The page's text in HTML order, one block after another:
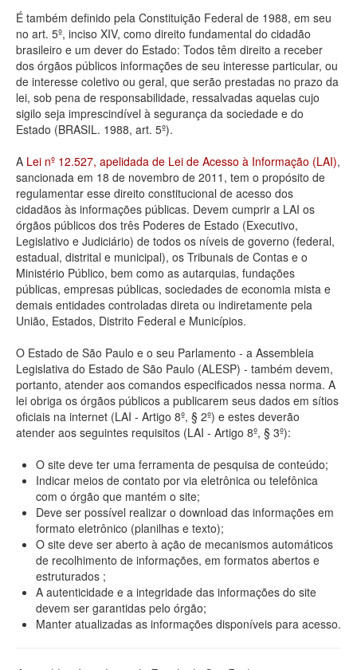
Administração
Legislação
Agenda
Perguntas frequentes
Contato
É também definido pela Constituição Federal de 1988, em seu
no art. 5º, inciso XIV, como direito fundamental do cidadão
brasileiro e um dever do Estado: Todos têm direito a receber
dos órgãos públicos informações de seu interesse particular, ou
de interesse coletivo ou geral, que serão prestadas no prazo da
lei, sob pena de responsabilidade, ressalvadas aquelas cujo
sigilo seja imprescindível à segurança da sociedade e do
Estado (BRASIL. 1988, art. 5º).
A Lei nº 12.527, apelidada de Lei de Acesso à Informação (LAI),
sancionada em 18 de novembro de 2011, tem o propósito de
regulamentar esse direito constitucional de acesso dos
cidadãos às informações públicas. Devem cumprir a LAI os
órgãos públicos dos três Poderes de Estado (Executivo,
Legislativo e Judiciário) de todos os níveis de governo (federal,
estadual, distrital e municipal), os Tribunais de Contas e o
Ministério Público, bem como as autarquias, fundações
públicas, empresas públicas, sociedades de economia mista e
demais entidades controladas direta ou indiretamente pela
União, Estados, Distrito Federal e Municípios.
O Estado de São Paulo e o seu Parlamento - a Assembleia
Legislativa do Estado de São Paulo (ALESP) - também devem,
portanto, atender aos comandos especificados nessa norma. A
lei obriga os órgãos públicos a publicarem seus dados em sítios
oficiais na internet (LAI - Artigo 8º, § 2º) e estes deverão
atender aos seguintes requisitos (LAI - Artigo 8º, § 3º):
O site deve ter uma ferramenta de pesquisa de conteúdo;
Indicar meios de contato por via eletrônica ou telefônica
com o órgão que mantém o site;
Deve ser possível realizar o download das informações em
formato eletrônico (planilhas e texto);
O site deve ser aberto à ação de mecanismos automáticos
de recolhimento de informações, em formatos abertos e
estruturados ;
A autenticidade e a integridade das informações do site
devem ser garantidas pelo órgão;
Manter atualizadas as informações disponíveis para acesso.